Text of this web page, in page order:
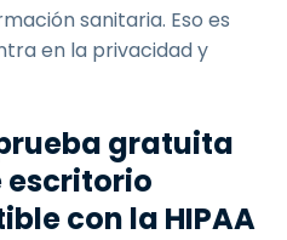
sanitaria. Eso es
en la privacidad y
gratuita
escritorio
con la HIPAA